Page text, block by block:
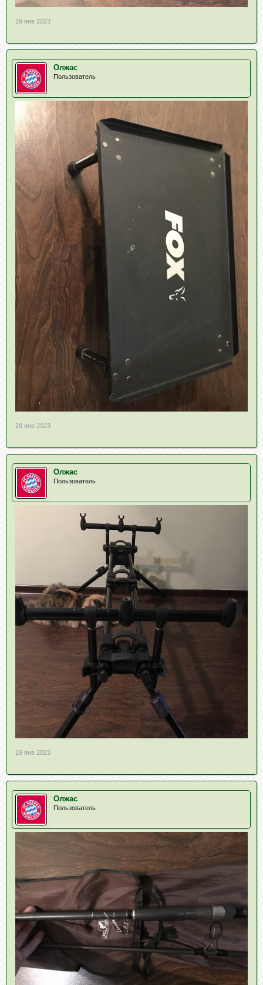
29 янв 2023
Олжас
Пользователь
29 янв 2023
Олжас
Пользователь
29 янв 2023
Олжас
Пользователь